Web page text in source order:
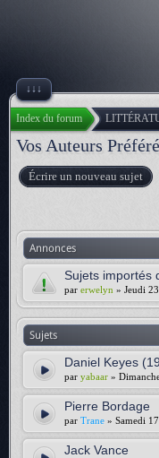
↓↓↓
Index du forum
Vos Auteurs
Écrire un nouveau sujet
Annonces
Sujets importés
par erwelyn » Jeudi
Sujets
Daniel Keyes
par yabaar »
Pierre Bordage
par Trane » Samedi
Jack Vance